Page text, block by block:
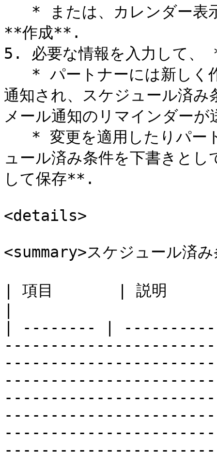
**作成**.
5. 必要な情報を入力して
通知され、スケジュール済み
メール通知のリマインダーが
ュール済み条件を下書きと
して保存**.
<details>
<summary>スケジュール済
| 項目       | 説明
| -------- |